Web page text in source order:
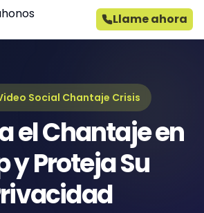
Llame ahora
Social Chantaje Crisis
el Chantaje en
y Proteja Su